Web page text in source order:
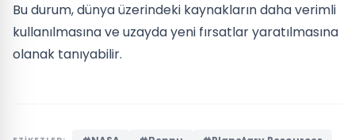
Bu durum, dünya üzerindeki kaynakların daha verimli
kullanılmasına ve uzayda yeni fırsatlar yaratılmasına
olanak tanıyabilir.